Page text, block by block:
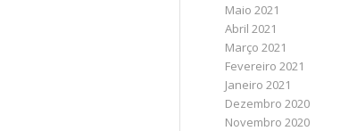
Maio 2021
Abril 2021
Março 2021
Fevereiro 2021
Janeiro 2021
Dezembro 2020
Novembro 2020